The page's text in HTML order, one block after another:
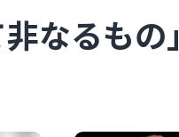
なるもの」